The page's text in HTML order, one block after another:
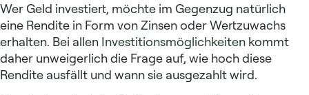
Wer Geld investiert, möchte im Gegenzug natürlich
eine Rendite in Form von Zinsen oder Wertzuwachs
erhalten. Bei allen Investitionsmöglichkeiten kommt
daher unweigerlich die Frage auf, wie hoch diese
Rendite ausfällt und wann sie ausgezahlt wird.